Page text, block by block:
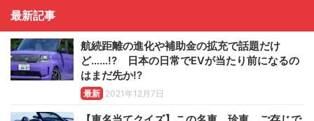
最新記事
航続距離の進化や補助金の拡充で話題だけ
ど……!? 日本の日常でEVが当たり前になるの
はまだ先か!?
最新 2021年12月7日